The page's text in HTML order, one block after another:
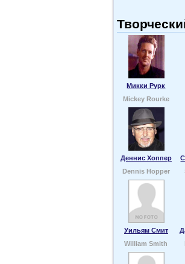
Микки Рурк
Mickey Rourke
Деннис Хоппер
Dennis Hopper
Уильям Смит
William Smith